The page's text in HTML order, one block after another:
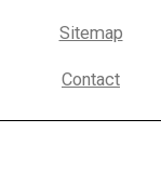
Sitemap
Contact